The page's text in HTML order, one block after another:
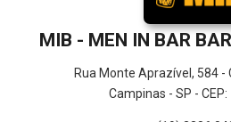
MIB - MEN IN BAR
Rua Monte Aprazível, 584 -
Campinas - SP -